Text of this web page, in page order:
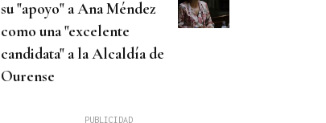
su "apoyo" a Ana Méndez
como una "excelente
candidata" a la Alcaldía de
Ourense